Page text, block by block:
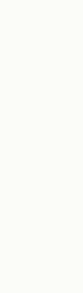
Andere
Bicycle rentals/
Heeft u